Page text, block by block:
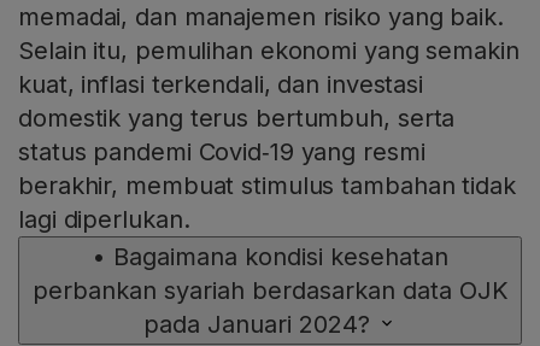
memadai, dan manajemen risiko yang baik.
Selain itu, pemulihan ekonomi yang semakin
kuat, inflasi terkendali, dan investasi
domestik yang terus bertumbuh, serta
status pandemi Covid‑19 yang resmi
berakhir, membuat stimulus tambahan tidak
lagi diperlukan.
• Bagaimana kondisi kesehatan
perbankan syariah berdasarkan data OJK
pada Januari 2024?